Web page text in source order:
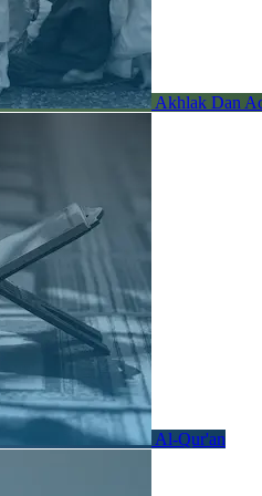
Akhlak Dan
Al-Qur'an